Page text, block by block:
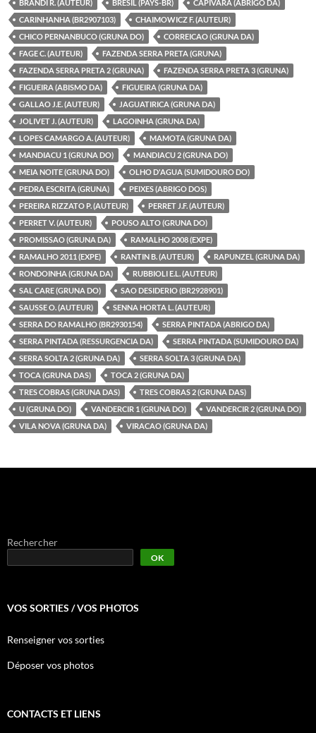
BRANDI R. (AUTEUR) BRESIL (PAYS-BR)
CAPIVARA (ABRIGO DA)
CARINHANHA (BR2907103)
CHAIMOWICZ F. (AUTEUR)
CHICO PERNANBUCO (GRUNA DO)
CORREICAO (GRUNA DA)
FAGE C. (AUTEUR)
FAZENDA SERRA PRETA (GRUNA)
FAZENDA SERRA PRETA 2 (GRUNA)
FAZENDA SERRA PRETA 3 (GRUNA)
FIGUEIRA (ABISMO DA)
FIGUEIRA (GRUNA DA)
GALLAO J.E. (AUTEUR)
JAGUATIRICA (GRUNA DA)
JOLIVET J. (AUTEUR)
LAGOINHA (GRUNA DA)
LOPES CAMARGO A. (AUTEUR)
MAMOTA (GRUNA DA)
MANDIACU 1 (GRUNA DO)
MANDIACU 2 (GRUNA DO)
MEIA NOITE (GRUNA DO)
OLHO D'AGUA (SUMIDOURO DO)
PEDRA ESCRITA (GRUNA)
PEIXES (ABRIGO DOS)
PEREIRA RIZZATO P. (AUTEUR)
PERRET J.F. (AUTEUR)
PERRET V. (AUTEUR)
POUSO ALTO (GRUNA DO)
PROMISSAO (GRUNA DA)
RAMALHO 2008 (EXPE)
RAMALHO 2011 (EXPE)
RANTIN B. (AUTEUR)
RAPUNZEL (GRUNA DA)
RONDOINHA (GRUNA DA)
RUBBIOLI E.L. (AUTEUR)
SAL CARE (GRUNA DO)
SAO DESIDERIO (BR2928901)
SAUSSE O. (AUTEUR)
SENNA HORTA L. (AUTEUR)
SERRA DO RAMALHO (BR2930154)
SERRA PINTADA (ABRIGO DA)
SERRA PINTADA (RESSURGENCIA DA)
SERRA PINTADA (SUMIDOURO DA)
SERRA SOLTA 2 (GRUNA DA)
SERRA SOLTA 3 (GRUNA DA)
TOCA (GRUNA DAS)
TOCA 2 (GRUNA DA)
TRES COBRAS (GRUNA DAS)
TRES COBRAS 2 (GRUNA DAS)
U (GRUNA DO)
VANDERCIR 1 (GRUNA DO)
VANDERCIR 2 (GRUNA DO)
VILA NOVA (GRUNA DA)
VIRACAO (GRUNA DA)
Rechercher
OK
VOS SORTIES / VOS PHOTOS
Renseigner vos sorties
Déposer vos photos
CONTACTS ET LIENS